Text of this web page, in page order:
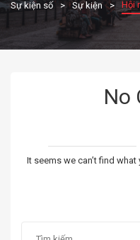
Sự kiện số Sự kiện Hội
No
It seems we can’t find